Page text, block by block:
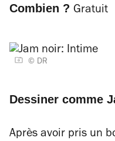
Combien ? Gratuit
© DR
Dessiner comme
Après avoir pris un